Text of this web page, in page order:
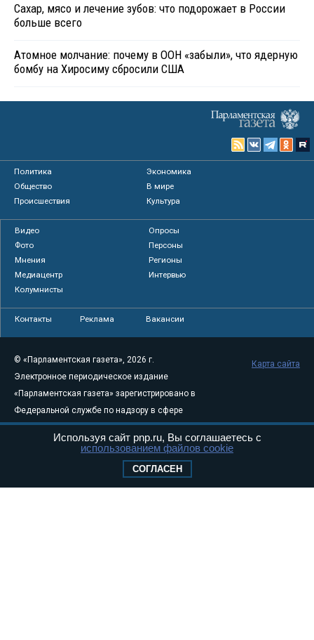
Сахар, мясо и лечение зубов: что подорожает в России
больше всего
Атомное молчание: почему в ООН «забыли», что ядерную
бомбу на Хиросиму сбросили США
Политика
Экономика
Общество
В мире
Происшествия
Культура
Видео
Опросы
Фото
Персоны
Мнения
Регионы
Медиацентр
Интервью
Колумнисты
Контакты Реклама Вакансии
© «Парламентская газета», 2026 г.
Электронное периодическое издание
«Парламентская газета» зарегистрировано в
Федеральной службе по надзору в сфере
связи, информационных технологий и
массовых коммуникаций (Роскомнадзор) 05
Свидетельство о регистрации Эл № ФС77-
Карта сайта
Используя сайт pnp.ru, Вы соглашаетесь с
использованием файлов cookie
СОГЛАСЕН